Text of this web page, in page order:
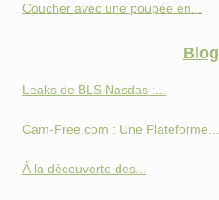
Coucher avec une poupée en...
Blog
Leaks de BLS Nasdas :...
Cam-Free.com : Une Plateforme...
À la découverte des...